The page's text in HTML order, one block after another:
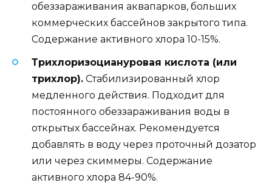
обеззараживания аквапарков, больших
коммерческих бассейнов закрытого типа.
Содержание активного хлора 10-15%.
Трихлоризоциануровая кислота (или
трихлор). Стабилизированный хлор
медленного действия. Подходит для
постоянного обеззараживания воды в
открытых бассейнах. Рекомендуется
добавлять в воду через проточный дозатор
или через скиммеры. Содержание
активного хлора 84-90%.